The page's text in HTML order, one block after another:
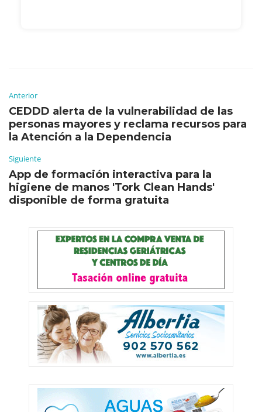
Anterior
CEDDD alerta de la vulnerabilidad de las
personas mayores y reclama recursos para
la Atención a la Dependencia
Siguiente
App de formación interactiva para la
higiene de manos 'Tork Clean Hands'
disponible de forma gratuita